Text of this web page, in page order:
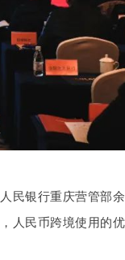
人民银行重庆营管部
人民币跨境使用的